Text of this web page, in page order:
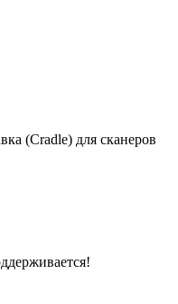
(Cradle) для сканеров